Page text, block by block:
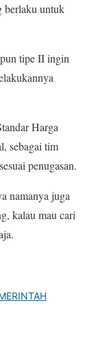
berlaku untuk
tipe II ingin
Harga
sebagai tim
penugasan.
namanya juga
kalau mau cari